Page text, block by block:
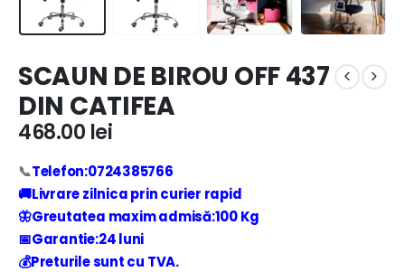
SCAUN DE BIROU OFF 437
DIN CATIFEA
468.00 lei
📞Telefon:0724385766
🚚Livrare zilnica prin curier rapid
🦋Greutatea maxim admisă:100 Kg
📅Garantie:24 luni
💰Preturile sunt cu TVA.